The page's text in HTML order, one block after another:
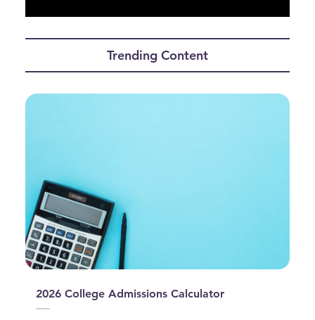
Trending Content
2026 College Admissions Calculator